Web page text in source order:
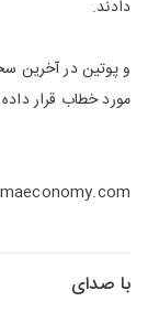
دادند.
و پوتین در آخرین
مورد خطاب قرار
با صدای